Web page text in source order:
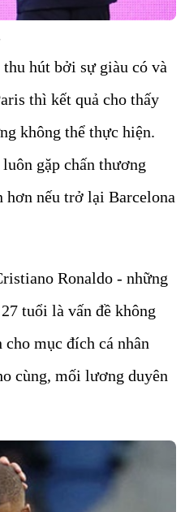
hút bởi sự giàu có và
thì kết quả cho thấy
không thể thực hiện.
gặp chấn thương
hơn nếu trở lại Barcelona
Ronaldo - những
tuổi là vấn đề không
mục đích cá nhân
cùng, mối lương duyên